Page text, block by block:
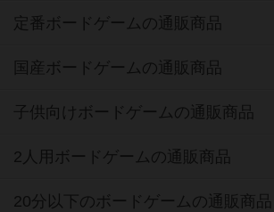
定番ボードゲームの通販商品
国産ボードゲームの通販商品
子供向けボードゲームの通販商品
2人用ボードゲームの通販商品
20分以下のボードゲームの通販商品